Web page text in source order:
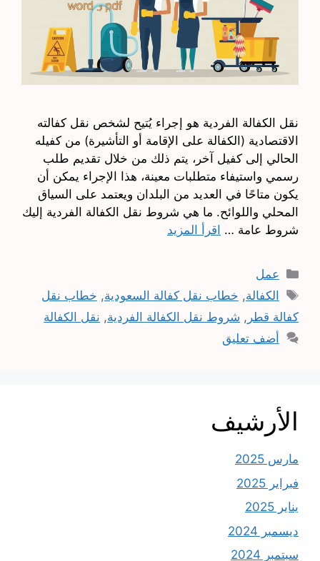
نقل الكفالة الفردية هو إجراء يُتيح لشخص نقل كفالته
الاقتصادية (الكفالة على الإقامة أو التأشيرة) من كفيله
الحالي إلى كفيل آخر، يتم ذلك من خلال تقديم طلب
رسمي واستيفاء متطلبات معينة، هذا الإجراء يمكن أن
يكون متاحًا في العديد من البلدان ويعتمد على السياق
المحلي واللوائح. ما هي شروط نقل الكفالة الفردية إليك
شروط عامة … اقرأ المزيد
التصنيفات
عمل
الوسوم
الكفالة, خطاب نقل كفالة السعودية, خطاب نقل
كفالة قطر , شروط نقل الكفالة الفردية, نقل الكفالة
أضف تعليق
الأرشيف
مارس 2025
فبراير 2025
يناير 2025
ديسمبر 2024
سبتمبر 2024